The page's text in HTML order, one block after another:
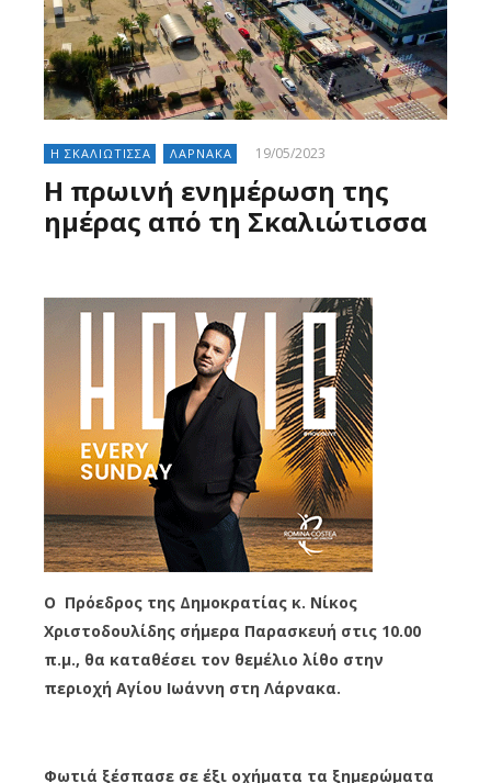
Η ΣΚΑΛΙΩΤΙΣΣΑ ΛΑΡΝΑΚΑ 19/05/2023
Η πρωινή ενημέρωση της
ημέρας από τη Σκαλιώτισσα
Ο Πρόεδρος της Δημοκρατίας κ. Νίκος
Χριστοδουλίδης σήμερα Παρασκευή στις 10.00
π.μ., θα καταθέσει τον θεμέλιο λίθο στην
περιοχή Αγίου Ιωάννη στη Λάρνακα.
Φωτιά ξέσπασε σε έξι οχήματα τα ξημερώματα